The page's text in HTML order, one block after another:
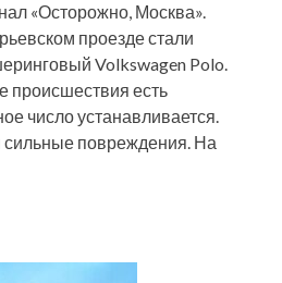
«Осторожно, Москва».
проезде стали
Volkswagen Polo.
происшествия есть
число устанавливается.
повреждения. На